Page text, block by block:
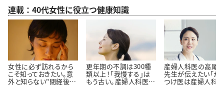
連載：40代女性に役立つ健康知識
女性に必ず訪れるから
こそ知っておきたい。意
外と知らない"閉経後の
更年期の不調は300種
類以上！「我慢する」は
もう古い。産婦人科医高
産婦人科医の高尾
先生が伝えたい「か
つけ医は産婦人科